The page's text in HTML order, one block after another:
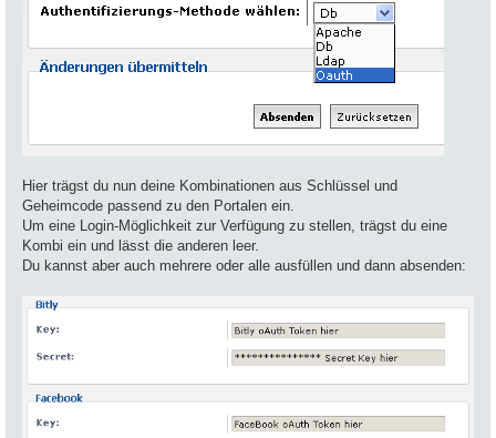
Hier trägst du nun deine Kombinationen aus Schlüssel und
Geheimcode passend zu den Portalen ein.
Um eine Login-Möglichkeit zur Verfügung zu stellen, trägst du eine
Kombi ein und lässt die anderen leer.
Du kannst aber auch mehrere oder alle ausfüllen und dann absenden: